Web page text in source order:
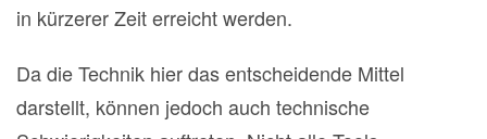
in kürzerer Zeit erreicht werden.
Da die Technik hier das entscheidende Mittel
darstellt, können jedoch auch technische